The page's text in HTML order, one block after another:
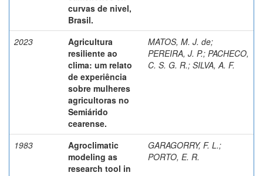
curvas de nivel,
Brasil.
2023
Agricultura
resiliente ao
clima: um relato
de experiência
sobre mulheres
agricultoras no
Semiárido
cearense.
MATOS, M. J. de;
PEREIRA, J. P.; PACHECO,
C. S. G. R.; SILVA, A. F.
1983
Agroclimatic
modeling as
research tool in
GARAGORRY, F. L.;
PORTO, E. R.